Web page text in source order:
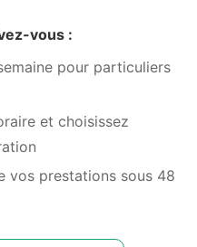
vous :
pour particuliers
et choisissez
vos prestations sous 48